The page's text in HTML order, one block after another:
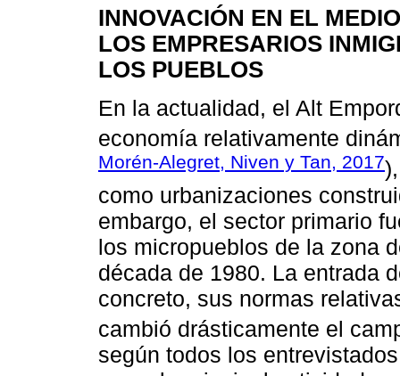
INNOVACIÓN EN EL
LOS EMPRESARIOS
LOS PUEBLOS
En la actualidad, el Alt
economía relativamente
Morén-Alegret, Niven y Tan, 2017
como urbanizaciones
embargo, el sector primario
los micropueblos de la zona
década de 1980. La entrada
concreto, sus normas
cambió drásticamente el
según todos los